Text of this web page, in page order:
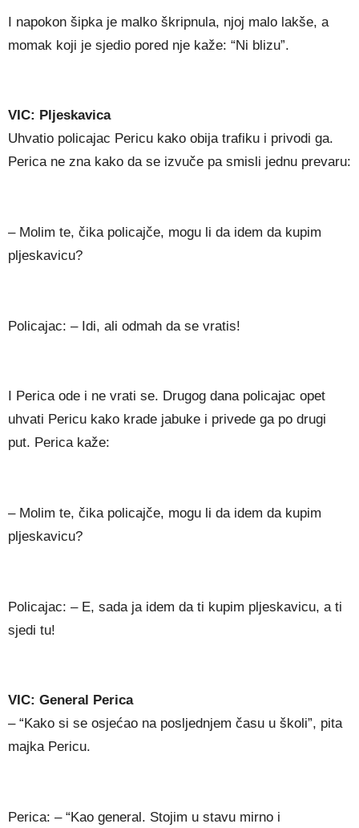
I napokon šipka je malko škripnula, njoj malo lakše, a
momak koji je sjedio pored nje kaže: “Ni blizu”.
VIC: Pljeskavica
Uhvatio policajac Pericu kako obija trafiku i privodi ga.
Perica ne zna kako da se izvuče pa smisli jednu prevaru:
– Molim te, čika policajče, mogu li da idem da kupim
pljeskavicu?
Policajac: – Idi, ali odmah da se vratis!
I Perica ode i ne vrati se. Drugog dana policajac opet
uhvati Pericu kako krade jabuke i privede ga po drugi
put. Perica kaže:
– Molim te, čika policajče, mogu li da idem da kupim
pljeskavicu?
Policajac: – E, sada ja idem da ti kupim pljeskavicu, a ti
sjedi tu!
VIC: General Perica
– “Kako si se osjećao na posljednjem času u školi”, pita
majka Pericu.
Perica: – “Kao general. Stojim u stavu mirno i